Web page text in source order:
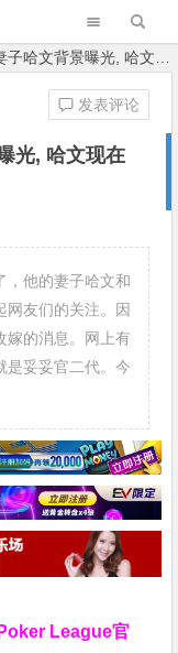
背景曝光, 哈文现在改嫁了吗
光, 哈文现在
发表评论
，他的妻子哈文和
网友们的关注。因
嫁的消息。网上有
是妥妥官二代。今
League官